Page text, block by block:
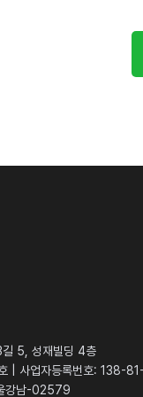
길 5, 성재빌딩 4층
| 사업자등록번호: 138-
강남-02579